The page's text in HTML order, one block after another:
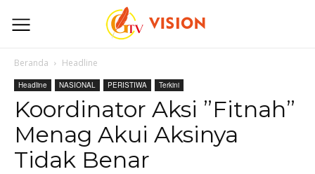
Beranda Headline
Headline NASIONAL PERISTIWA Terkini
Koordinator Aksi ”Fitnah”
Menag Akui Aksinya
Tidak Benar